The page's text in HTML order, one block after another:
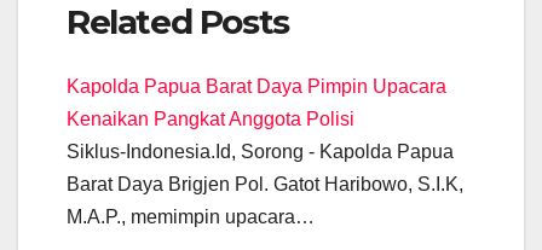
c
e
b
o
o
k
at
s
A
p
p
e
gr
a
m
ail
er e
n
g
er
e
n
n
k
Related Posts
Kapolda Papua Barat Daya Pimpin Upacara
Kenaikan Pangkat Anggota Polisi
Siklus-Indonesia.Id, Sorong - Kapolda Papua
Barat Daya Brigjen Pol. Gatot Haribowo, S.I.K,
M.A.P., memimpin upacara…